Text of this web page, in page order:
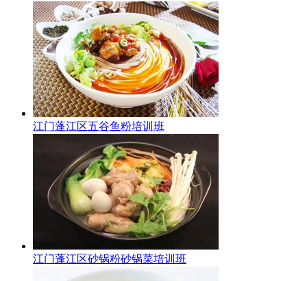
江门蓬江区五谷鱼粉培训班
江门蓬江区砂锅粉砂锅菜培训班